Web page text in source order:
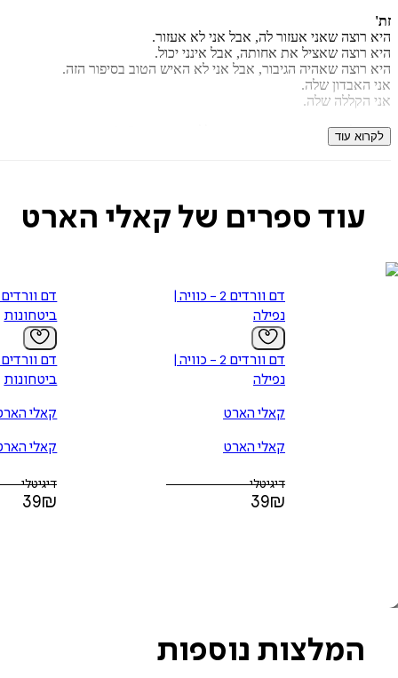
זת'
היא רוצה שאני אעזור לה, אבל אני לא אעזור.
היא רוצה שאציל את אחותה, אבל אינני יכול.
היא רוצה שאהיה הגיבור, אבל אני לא האיש הטוב בסיפור הזה.
אני האבדון שלה.
אני הקללה שלה.
זהו החלק הראשון בסדרה, והוא כולל את ספרים 1+2 בסדרת המקור באנגלית
לקרוא עוד
עוד ספרים של קאלי הארט
דם וורדים 2 - כוויה |
נפילה
דם וורדים 2 - כוויה |
נפילה
קאלי הארט
קאלי הארט
דיגיטלי
39₪
ביטחונות
ביטחונות
קאלי
קאלי
דיגיטלי
39₪
המלצות נוספות